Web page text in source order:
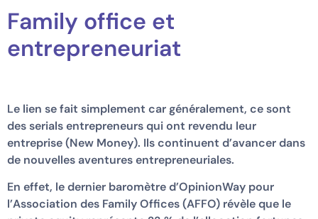
Family office et
entrepreneuriat
Le lien se fait simplement car généralement, ce sont
des serials entrepreneurs qui ont revendu leur
entreprise (New Money). Ils continuent d’avancer dans
de nouvelles aventures entrepreneuriales.
En effet, le dernier baromètre d’OpinionWay pour
l’Association des Family Offices (AFFO) révèle que le